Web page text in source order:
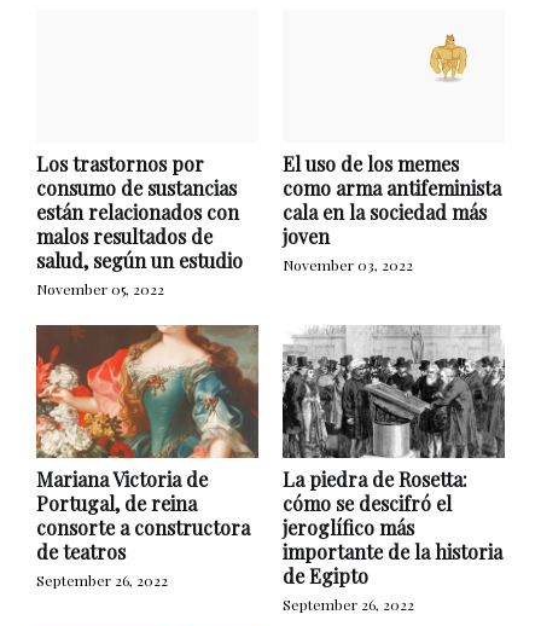
Los trastornos por
consumo de sustancias
están relacionados con
malos resultados de
salud, según un estudio
November 05, 2022
El uso de los memes
como arma antifeminista
cala en la sociedad más
joven
November 03, 2022
Mariana Victoria de
Portugal, de reina
consorte a constructora
de teatros
September 26, 2022
La piedra de Rosetta:
cómo se descifró el
jeroglífico más
importante de la historia
de Egipto
September 26, 2022